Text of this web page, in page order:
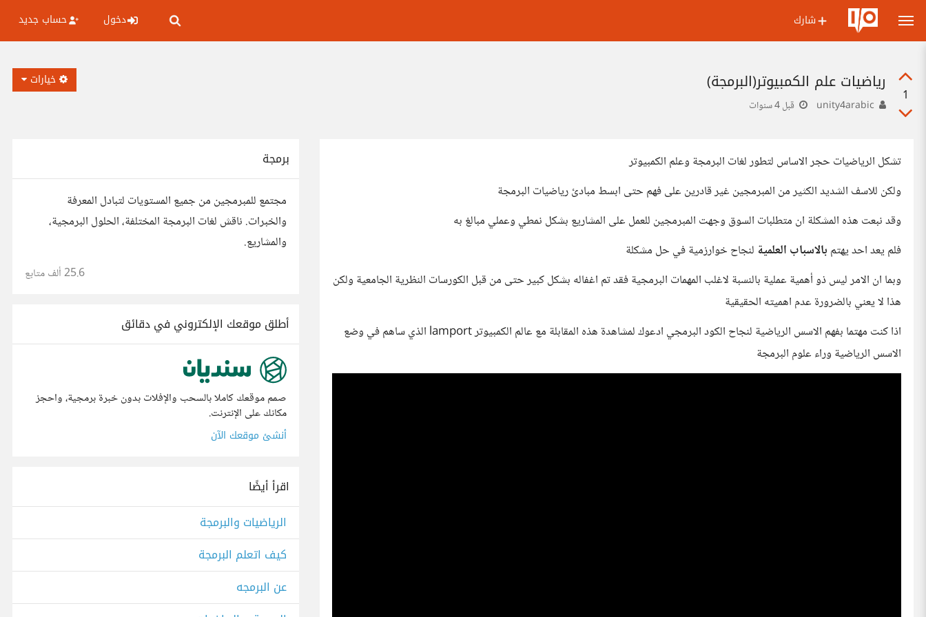
شارك دخول حساب جديد
1
رياضيات علم الكمبيوتر(البرمجة)
قبل 4 سنوات
خيارات
تشكل الرياضيات حجر الاساس لتطور لغات البرمجة وعلم الكمبيوتر
ولكن للاسف الشديد الكثير من المبرمجين غير قادرين على فهم حتى ابسط مبادئ رياضيات البرمجة
وقد نبعت هذه المشكلة ان متطلبات السوق وجهت المبرمجين للعمل على المشاريع بشكل نمطي وعملي مبالغ به
فلم يعد احد يهتم بالاسباب العلمية لنجاح خوارزمية في حل مشكلة
وبما ان الامر ليس ذو أهمية عملية بالنسبة لاغلب المهمات البرمجية فقد تم اغفاله بشكل كبير حتى من قبل الكورسات النظرية الجامعية ولكن
هذا لا يعني بالضرورة عدم اهميته الحقيقية
اذا كنت مهتما بفهم الاسس الرياضية لنجاح الكود البرمجي ادعوك لمشاهدة هذه المقابلة مع عالم الكمبيوتر lamport الذي ساهم في وضع
الاسس الرياضية وراء علوم البرمجة
برمجة
مجتمع للمبرمجين من جميع المستويات لتبادل المعرفة
والخبرات. ناقش لغات البرمجة المختلفة، الحلول البرمجية،
والمشاريع.
25.6 ألف متابع
أطلق موقعك الإلكتروني في دقائق
صمم موقعك كاملا بالسحب والإفلات بدون خبرة برمجية، واحجز
مكانك على الإنترنت.
أنشئ موقعك الآن
اقرأ أيضًا
الرياضيات والبرمجة
كيف اتعلم البرمجة
عن البرمجه